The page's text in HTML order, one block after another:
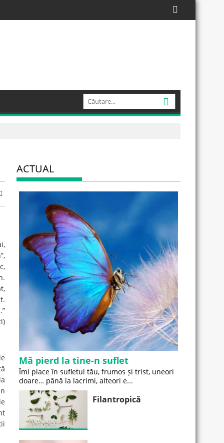
ACTUAL
Mă pierd la tine-n suflet
Îmi place în sufletul tău, frumos și trist, uneori
doare… până la lacrimi, alteori e...
Filantropică